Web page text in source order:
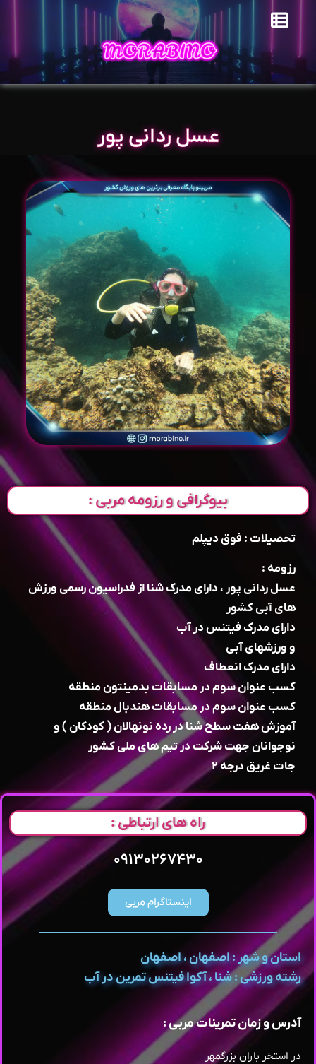
عسل ردانی پور
بیوگرافی و رزومه مربی :
تحصیلات : فوق دیپلم
رزومه :
عسل ردانی پور ، دارای مدرک شنا از فدراسیون رسمی ورزش
های آبی کشور
دارای مدرک فیتنس در آب
و ورزشهای آبی
دارای مدرک انعطاف
کسب عنوان سوم در مسابقات بدمینتون منطقه
کسب عنوان سوم در مسابقات هندبال منطقه
آموزش هفت سطح شنا در رده نونهالان ( کودکان ) و
نوجوانان جهت شرکت در تیم های ملی کشور
جات غریق درجه ۲
راه های ارتباطی :
۰۹۱۳۰۲۶۷۴۳۰
اینستاگرام مربی
استان و شهر : اصفهان ، اصفهان
رشته ورزشی : شنا ، آکوا فیتنس تمرین در آب
آدرس و زمان تمرینات مربی :
در استخر باران بزرگمهر